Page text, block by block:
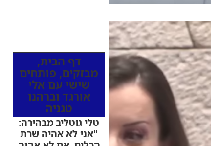
דף הבית,
מבזקים, פותחים
שישי עם אלי
אורגד וברהנו
טגניה
טלי גוטליב מבהירה:
"אני לא אהיה שרת